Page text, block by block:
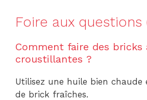
Foire aux questions
Comment faire des bricks
croustillantes ?
Utilisez une huile bien chaude
de brick fraîches.